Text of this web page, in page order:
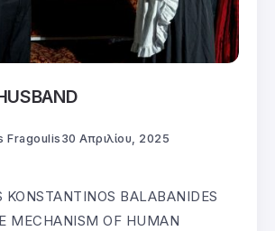
Fragoulis30 Απριλίου, 2025
KONSTANTINOS BALABANIDES
MECHANISM OF HUMAN